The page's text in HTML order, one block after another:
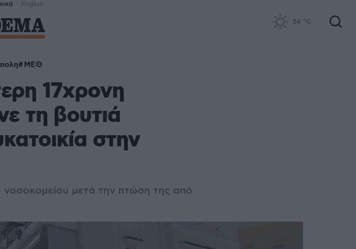
English
34 °C
ΜΕΘ
17χρονη
τη βουτιά
στην
μετά την πτώση της από